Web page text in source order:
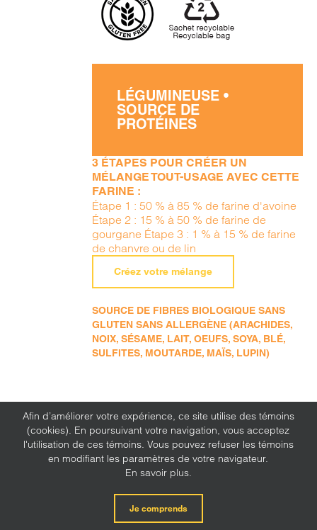
LÉGUMINEUSE •
SOURCE DE
PROTÉINES
3 ÉTAPES POUR CRÉER UN
MÉLANGE TOUT-USAGE AVEC CETTE
FARINE :
Étape 1 : 50 % à 85 % de farine d'avoine
Étape 2 : 15 % à 50 % de farine de
gourgane Étape 3 : 1 % à 15 % de farine
de chanvre ou de lin
Créez votre mélange
SOURCE DE FIBRES BIOLOGIQUE SANS
GLUTEN SANS ALLERGÈNE (ARACHIDES,
NOIX, SÉSAME, LAIT, OEUFS, SOYA, BLÉ,
SULFITES, MOUTARDE, MAÏS, LUPIN)
Afin d’améliorer votre expérience, ce site utilise des témoins
(cookies). En poursuivant votre navigation, vous acceptez
l'utilisation de ces témoins. Vous pouvez refuser les témoins
en modifiant les paramètres de votre navigateur.
En savoir plus.
Je comprends